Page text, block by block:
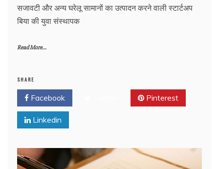
सजावटी और अन्य घरेलू सामानों का उत्पादन करने वाली स्टार्टअप
बिया की युवा संस्थापक
Read More...
SHARE
Facebook Pinterest
Linkedin